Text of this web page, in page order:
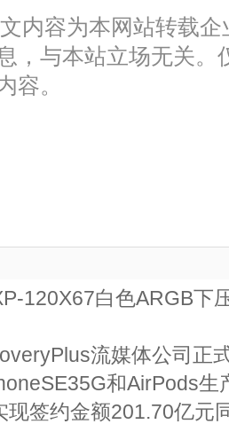
内容为本网站转载
，与本站立场无关。
容。
120X67白色ARGB下
流媒体公司正
和AirPods生
现签约金额201.70亿元